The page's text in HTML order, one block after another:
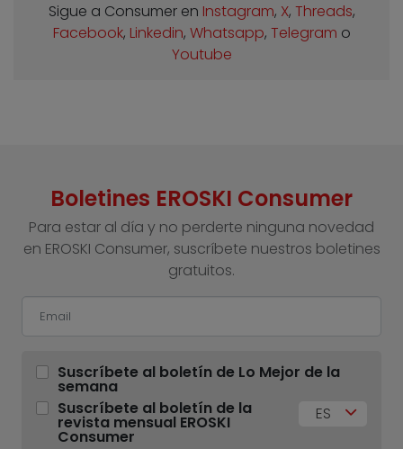
Sigue a Consumer en Instagram, X, Threads,
Facebook, Linkedin, Whatsapp, Telegram o
Youtube
Boletines EROSKI Consumer
Para estar al día y no perderte ninguna novedad
en EROSKI Consumer, suscríbete nuestros boletines
gratuitos.
Suscríbete al boletín de Lo Mejor de la
semana
Suscríbete al boletín de la
revista mensual EROSKI
Consumer
ES